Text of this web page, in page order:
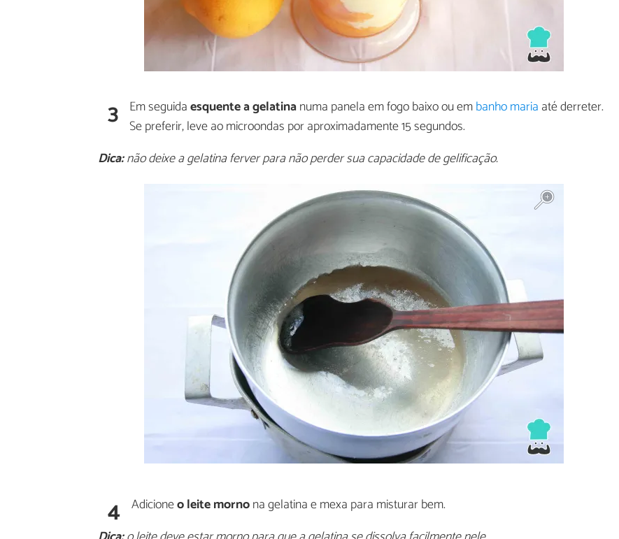
3 Em seguidaesquente a gelatinanuma panela em fogo baixo ou embanho maria até derreter.
Se preferir, leve ao microondas por aproximadamente 15 segundos.
Dica:não deixe a gelatina ferver para não perder sua capacidade de gelificação.
4 Adicioneo leite mornona gelatina e mexa para misturar bem.